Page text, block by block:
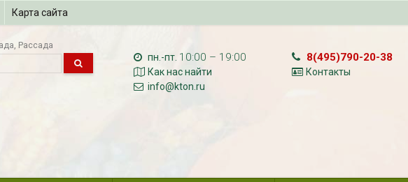
Карта сайта
Рассада
пн.-пт. 10:00 – 19:00
Как нас найти
info@kton.ru
8(495)790-20-38
Контакты